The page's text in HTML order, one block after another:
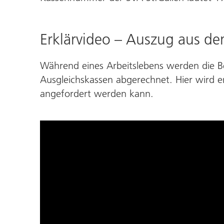
Erklärvideo – Auszug aus
Während eines Arbeitslebens werden die
Ausgleichskassen abgerechnet. Hier wird
angefordert werden kann.